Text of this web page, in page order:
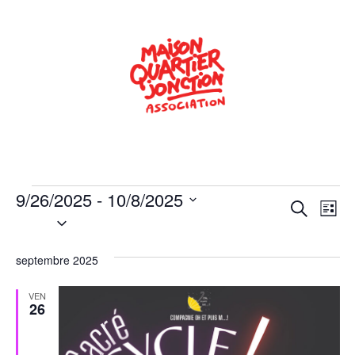
Recherche
Liste
9/26/2025 - 10/8/2025
Sélectionnez
septembre 2025
VEN
26